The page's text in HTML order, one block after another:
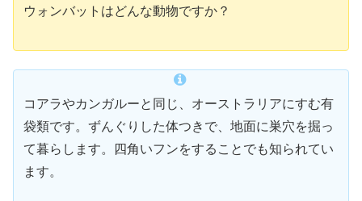
ウォンバットはどんな動物ですか？
コアラやカンガルーと同じ、オーストラリアにすむ有
袋類です。ずんぐりした体つきで、地面に巣穴を掘っ
て暮らします。四角いフンをすることでも知られてい
ます。